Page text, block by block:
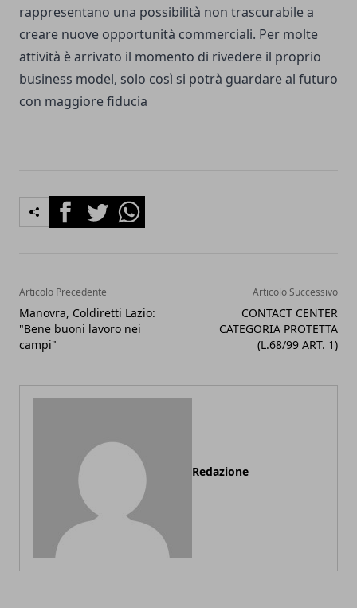
rappresentano una possibilità non trascurabile a
creare nuove opportunità commerciali. Per molte
attività è arrivato il momento di rivedere il proprio
business model, solo così si potrà guardare al futuro
con maggiore fiducia
FacebookTwitterWhatsapp
Articolo Precedente
Manovra, Coldiretti Lazio:
"Bene buoni lavoro nei
campi"
Articolo Successivo
CONTACT CENTER
CATEGORIA PROTETTA
(L.68/99 ART. 1)
Redazione